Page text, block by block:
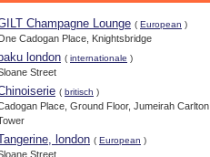
Champagne Lounge ( European )
Cadogan Place, Knightsbridge
baku london ( internationale )
Street
( britisch )
Place, Ground Floor, Jumeirah Carlton
london ( European )
Street,